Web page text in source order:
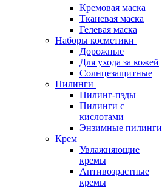
Кремовая маска
Тканевая маска
Гелевая маска
Наборы косметики
Дорожные
Для ухода за кожей
Солнцезащитные
Пилинги
Пилинг-пэды
Пилинги с
кислотами
Энзимные пилинги
Крем
Увлажняющие
кремы
Антивозрастные
кремы